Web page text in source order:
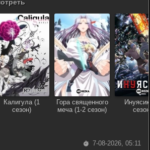
Калигула (1
сезон)
Гора священного
меча (1-2 сезон)
7-08-2026, 05:11